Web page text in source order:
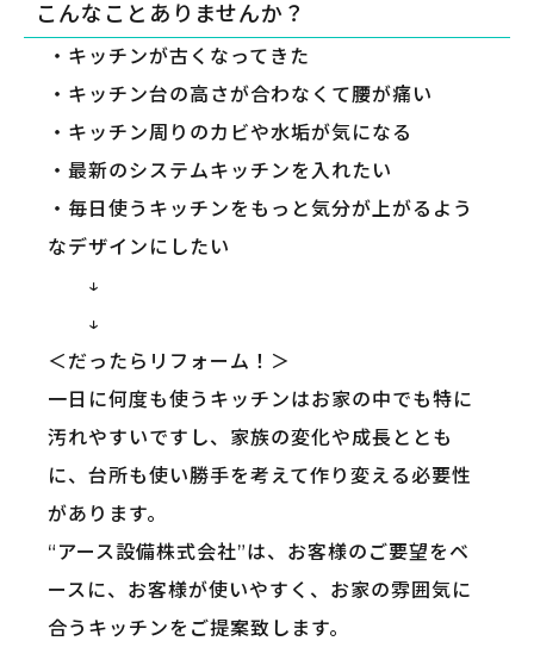
こんなことありませんか？
・キッチンが古くなってきた
・キッチン台の高さが合わなくて腰が痛い
・キッチン周りのカビや水垢が気になる
・最新のシステムキッチンを入れたい
・毎日使うキッチンをもっと気分が上がるよう
なデザインにしたい
↓
↓
＜だったらリフォーム！＞
一日に何度も使うキッチンはお家の中でも特に
汚れやすいですし、家族の変化や成長ととも
に、台所も使い勝手を考えて作り変える必要性
があります。
“アース設備株式会社”は、お客様のご要望をベ
ースに、お客様が使いやすく、お家の雰囲気に
合うキッチンをご提案致します。